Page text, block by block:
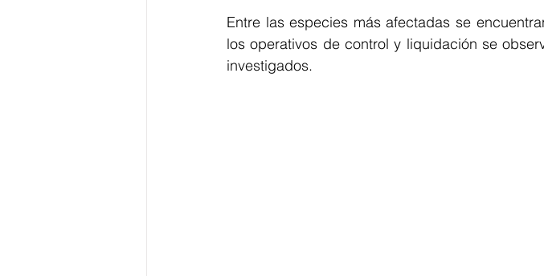
Entre las especies más afectadas se
los operativos de control y liquidación se
investigados.